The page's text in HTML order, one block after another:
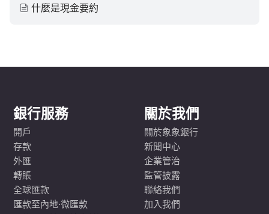
什麼是現金要約
銀行服務
開戶
存款
外匯
轉賬
全球匯款
匯款至內地·微匯款
關於我們
關於象象銀行
新聞中心
企業管治
監管披露
聯絡我們
加入我們